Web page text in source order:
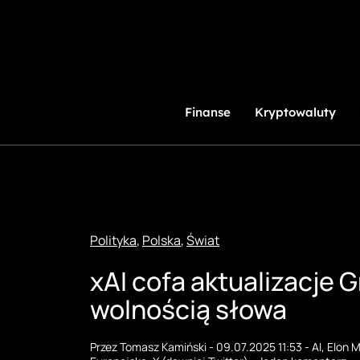
Finanse Kryptowaluty
Polityka, Polska,Świat
xAI cofa aktualizacje
wolnością słowa
PrzezTomasz Kamiński- 09.07.2025 11:53 - AI, Elon